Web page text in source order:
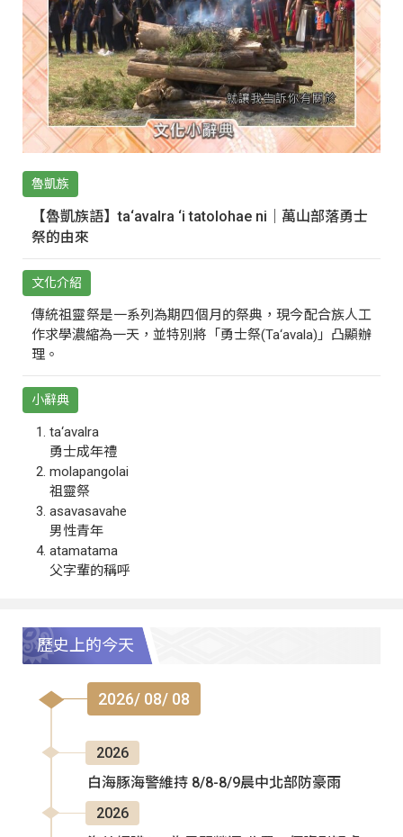
魯凱族
【魯凱族語】ta‘avalra ‘i tatolohae ni｜萬山部落勇士
祭的由來
文化介紹
傳統祖靈祭是一系列為期四個月的祭典，現今配合族人工
作求學濃縮為一天，並特別將「勇士祭(Ta‘avala)」凸顯辦
理。
小辭典
ta‘avalra
勇士成年禮
molapangolai
祖靈祭
asavasavahe
男性青年
atamatama
父字輩的稱呼
歷史上的今天
2026/ 08/ 08
2026
白海豚海警維持 8/8-8/9晨中北部防豪雨
2026